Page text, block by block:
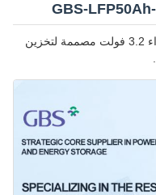
بطارية الليثيوم الحديد الفوسفات عالية الأداء 3.2 فولت مصممة لتخزين